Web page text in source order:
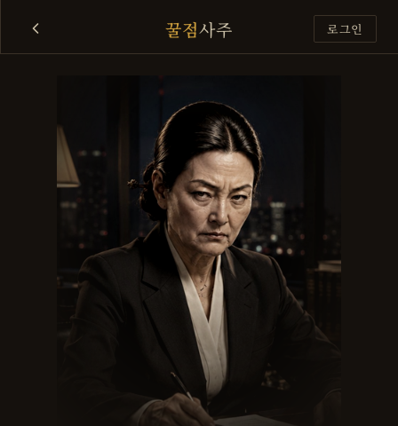
꿀점사주 로그인